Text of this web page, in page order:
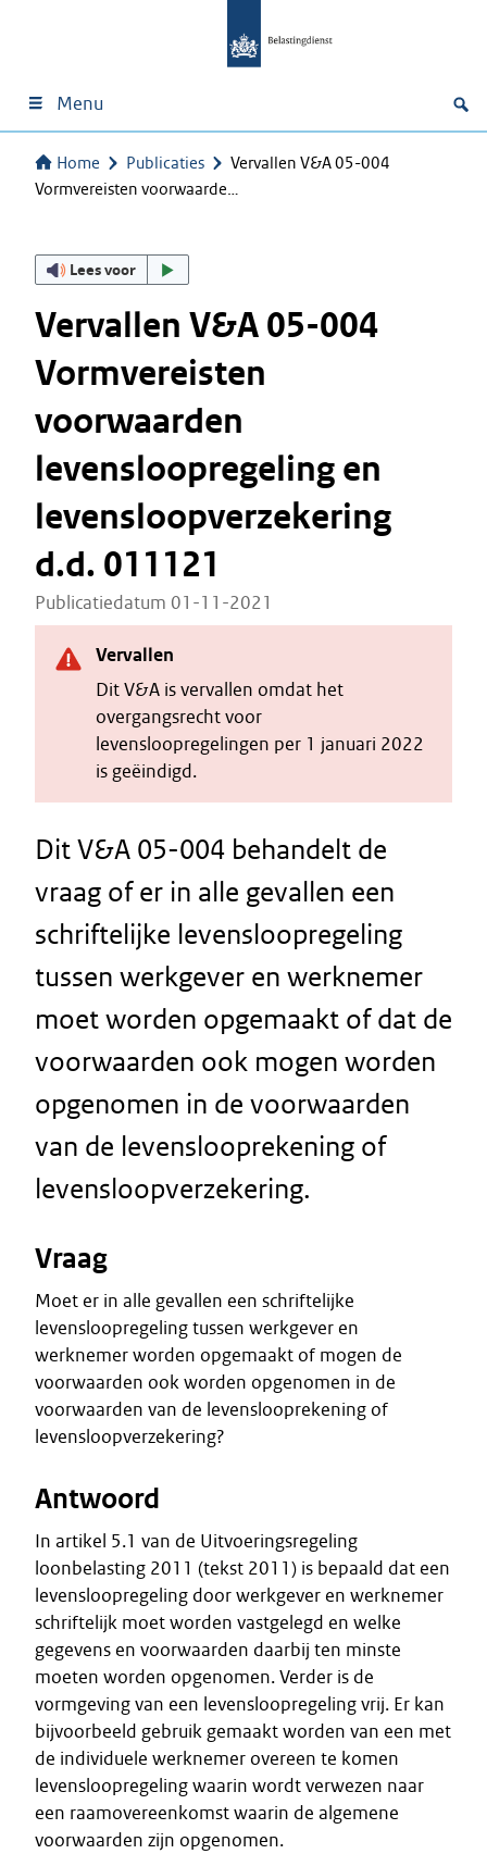
Menu
Home Publicaties
Vervallen V&A 05-004
Vormvereisten voorwaarde…
Lees voor
Vervallen V&A 05-004
Vormvereisten
voorwaarden
levensloopregeling en
levensloopverzekering
d.d. 011121
Publicatiedatum 01-11-2021
Vervallen
Dit V&A is vervallen omdat het
overgangsrecht voor
levensloopregelingen per 1 januari 2022
is geëindigd.
Dit V&A 05-004 behandelt de
vraag of er in alle gevallen een
schriftelijke levensloopregeling
tussen werkgever en werknemer
moet worden opgemaakt of dat de
voorwaarden ook mogen worden
opgenomen in de voorwaarden
van de levenslooprekening of
levensloopverzekering.
Vraag
Moet er in alle gevallen een schriftelijke
levensloopregeling tussen werkgever en
werknemer worden opgemaakt of mogen de
voorwaarden ook worden opgenomen in de
voorwaarden van de levenslooprekening of
levensloopverzekering?
Antwoord
In artikel 5.1 van de Uitvoeringsregeling
loonbelasting 2011 (tekst 2011) is bepaald dat een
levensloopregeling door werkgever en werknemer
schriftelijk moet worden vastgelegd en welke
gegevens en voorwaarden daarbij ten minste
moeten worden opgenomen. Verder is de
vormgeving van een levensloopregeling vrij. Er kan
bijvoorbeeld gebruik gemaakt worden van een met
de individuele werknemer overeen te komen
levensloopregeling waarin wordt verwezen naar
een raamovereenkomst waarin de algemene
voorwaarden zijn opgenomen.